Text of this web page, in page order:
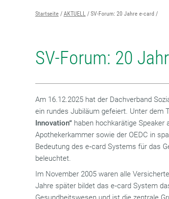
Startseite AKTUELL SV-Forum: 20 Jahre e-card
SV-Forum: 20
Am 16.12.2025 hat der Dachverband
ein rundes Jubiläum gefeiert. Unter dem
Innovation“haben hochkarätige Speaker
Apothekerkammer sowie der OEDC in
Bedeutung des e‑card Systems für das
beleuchtet.
Im November 2005 waren alle
Jahre später bildet das e‑card System